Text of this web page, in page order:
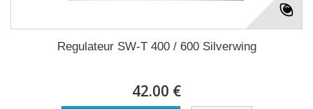
Regulateur SW-T 400 / 600 Silverwing
42.00 €